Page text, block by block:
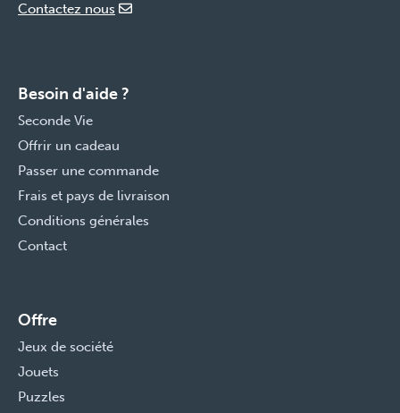
Contactez nous
Besoin d'aide ?
Seconde Vie
Offrir un cadeau
Passer une commande
Frais et pays de livraison
Conditions générales
Contact
Offre
Jeux de société
Jouets
Puzzles